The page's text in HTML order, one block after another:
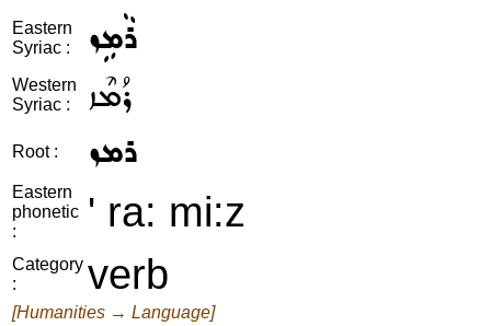
Eastern
Syriac :
ܪܵܡܹܙ
Western
Syriac :
ܪܳܡܶܙ
Root : ܪܡܙ
Eastern
phonetic
:
' ra: mi:z
Category
:
verb
[Humanities → Language]